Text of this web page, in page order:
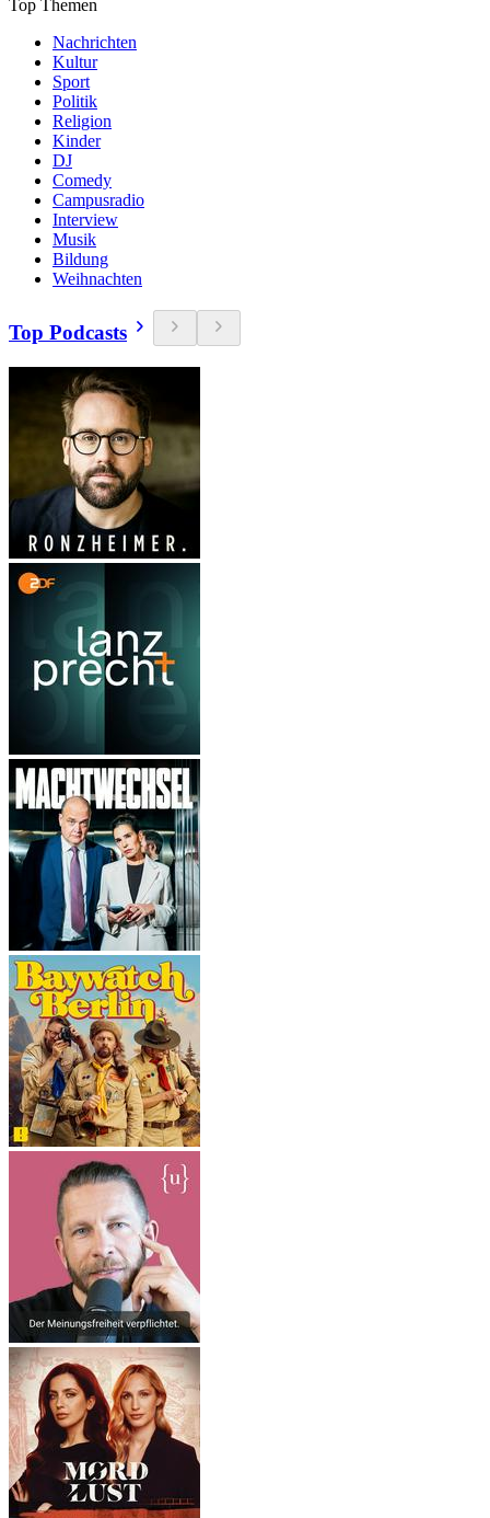
Top Themen
Nachrichten
Kultur
Sport
Politik
Religion
Kinder
DJ
Comedy
Campusradio
Interview
Musik
Bildung
Weihnachten
Top Podcasts